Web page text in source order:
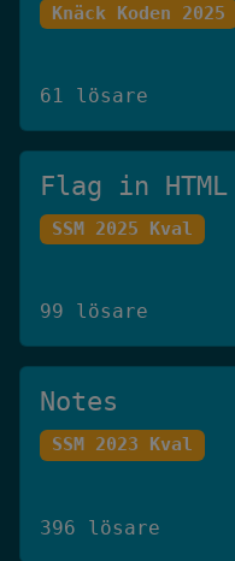
Knäck Koden 2025
61 lösare
Flag in HTML
SSM 2025 Kval
99 lösare
Notes
SSM 2023 Kval
396 lösare